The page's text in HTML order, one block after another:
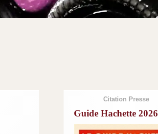
Citation Presse
Guide Hachette 2026